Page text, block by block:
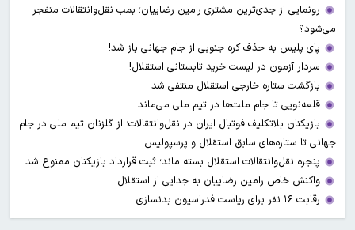
رونمایی از جدی‌ترین مشتری رامین رضاییان؛ بمب نقل‌وانتقالات منفجر
می‌شود؟
پای پلیس به حذف کره جنوبی از جام جهانی باز شد!
سردار آزمون در لیست خرید تابستانی استقلال!
بازگشت ستاره خارجی استقلال منتفی شد
قلعه‌نویی تا جام ملت‌ها در تیم ملی می‌ماند
بازیکنان بلاتکلیف فوتبال ایران در نقل‌وانتقالات؛ از گلزنان تیم ملی در جام
جهانی تا ستاره‌های سابق استقلال و پرسپولیس
پنجره نقل‌وانتقالات استقلال بسته ماند؛ ثبت قرارداد بازیکنان ممنوع شد
واکنش خاص رامین رضاییان به جدایی از استقلال
رقابت ۱۶ نفر برای ریاست فدراسیون بدنسازی